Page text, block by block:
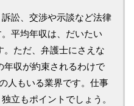
訟、交渉や示談など法律
平均年収は、だいたい
ただ、弁護士にさえな
収が約束されるわけで
人もいる業界です。仕事
立もポイントでしょう。